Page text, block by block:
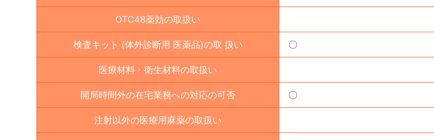
OTC48薬効の取扱い
検査キット (体外診断用 医薬品)の取 扱い 〇
医療材料・衛生材料の取扱い
開局時間外の在宅業務への対応の可否 〇
注射以外の医療用麻薬の取扱い